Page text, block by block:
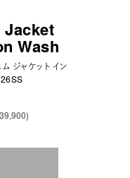
Jacket
Wash
ジャケット イン